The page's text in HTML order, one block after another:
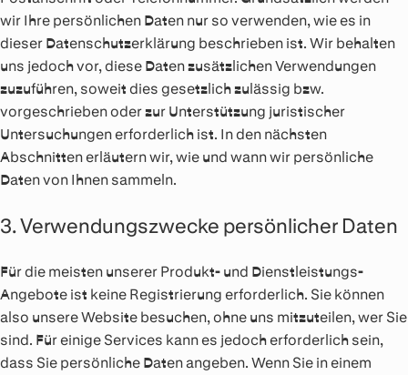
wir Ihre persönlichen Daten nur so verwenden, wie es in
dieser Datenschutzerklärung beschrieben ist. Wir behalten
uns jedoch vor, diese Daten zusätzlichen Verwendungen
zuzuführen, soweit dies gesetzlich zulässig bzw.
vorgeschrieben oder zur Unterstützung juristischer
Untersuchungen erforderlich ist. In den nächsten
Abschnitten erläutern wir, wie und wann wir persönliche
Daten von Ihnen sammeln.
3. Verwendungszwecke persönlicher Daten
Für die meisten unserer Produkt- und Dienstleistungs-
Angebote ist keine Registrierung erforderlich. Sie können
also unsere Website besuchen, ohne uns mitzuteilen, wer Sie
sind. Für einige Services kann es jedoch erforderlich sein,
dass Sie persönliche Daten angeben. Wenn Sie in einem